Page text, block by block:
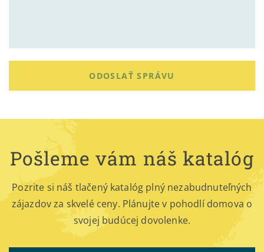
ODOSLAŤ SPRÁVU
Pošleme vám náš katalóg
Pozrite si náš tlačený katalóg plný nezabudnuteľných
zájazdov za skvelé ceny. Plánujte v pohodlí domova o
svojej budúcej dovolenke.